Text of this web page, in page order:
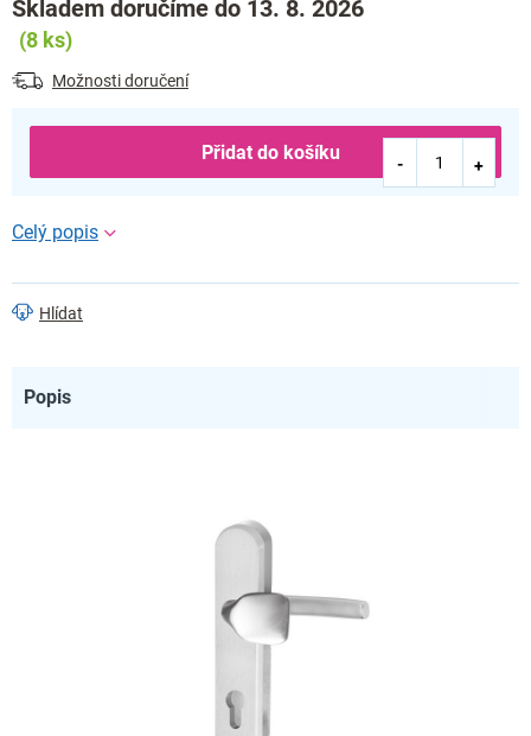
Skladem doručíme do 13. 8. 2026
(8 ks)
Možnosti doručení
Přidat do košíku
Hlídat
Popis